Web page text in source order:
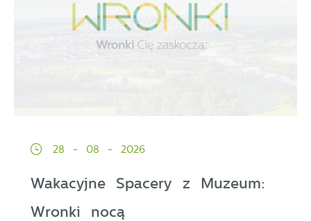
28 - 08 - 2026
Wakacyjne Spacery z Muzeum:
Wronki nocą